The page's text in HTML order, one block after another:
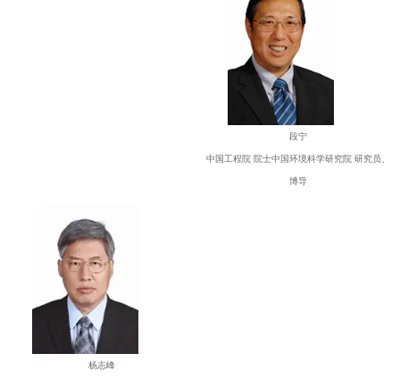
段宁
中国工程院 院士中国环境科学研究院 研究员、
博导
杨志峰